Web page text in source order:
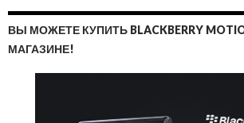
ВЫ МОЖЕТЕ КУПИТЬ BLACKBERRY
МАГАЗИНЕ!